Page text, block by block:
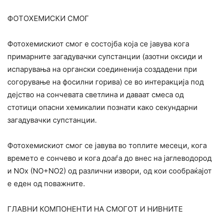
ФОТОХЕМИСКИ СМОГ
Фотохемискиот смог е состојба која се јавува кога
примарните загадувачки супстанции (азотни оксиди и
испарувања на органски соединенија создадени при
согорување на фосилни горива) се во интеракција под
дејство на сончевата светлина и даваат смеса од
стотици опасни хемикалии познати како секундарни
загадувачки супстанции.
Фотохемискиот смог се јавува во топлите месеци, кога
времето е сончево и кога доаѓа до внес на јаглеводород
и NOx (NO+NO2) од различни извори, од кои сообраќајот
е еден од поважните.
ГЛАВНИ КОМПОНЕНТИ НА СМОГОТ И НИВНИТЕ